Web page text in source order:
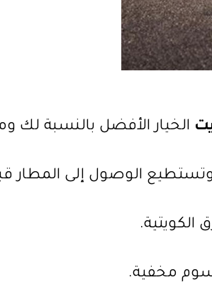
الخيار الأفضل بالنسبة لك
الوصول إلى المطار
الكويتية.
مخفية.